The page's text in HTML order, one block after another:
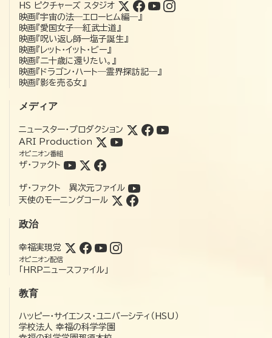
HS ピクチャーズ スタジオ
映画『宇宙の法―エローヒム編―』
映画『愛国女子―紅武士道』
映画『呪い返し師—塩子誕生』
映画『レット・イット・ビー』
映画『二十歳に還りたい。』
映画『ドラゴン・ハート―霊界探訪記―』
映画『影を売る女』
メディア
ニュースター・プロダクション
ARI Production
オピニオン番組
ザ・ファクト
ザ・ファクト 異次元ファイル
天使のモーニングコール
政治
幸福実現党
オピニオン配信
「HRPニュースファイル」
教育
ハッピー・サイエンス・ユニバーシティ（HSU）
学校法人 幸福の科学学園